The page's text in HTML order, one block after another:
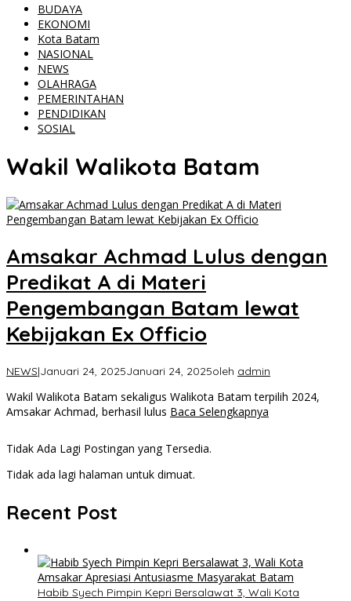
BUDAYA
EKONOMI
Kota Batam
NASIONAL
NEWS
OLAHRAGA
PEMERINTAHAN
PENDIDIKAN
SOSIAL
Wakil Walikota Batam
Amsakar Achmad Lulus dengan
Predikat A di Materi
Pengembangan Batam lewat
Kebijakan Ex Officio
NEWS|Januari 24, 2025Januari 24, 2025oleh admin
Wakil Walikota Batam sekaligus Walikota Batam terpilih 2024,
Amsakar Achmad, berhasil lulus Baca Selengkapnya
Tidak Ada Lagi Postingan yang Tersedia.
Tidak ada lagi halaman untuk dimuat.
Recent Post
Habib Syech Pimpin Kepri Bersalawat 3, Wali Kota